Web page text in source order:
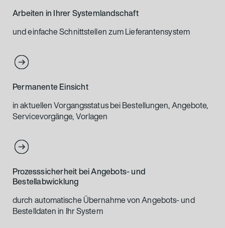
Arbeiten in Ihrer Systemlandschaft
und einfache Schnittstellen zum Lieferantensystem
Permanente Einsicht
in aktuellen Vorgangsstatus bei Bestellungen, Angebote,
Servicevorgänge, Vorlagen
Prozesssicherheit bei Angebots- und
Bestellabwicklung
durch automatische Übernahme von Angebots- und
Bestelldaten in Ihr System